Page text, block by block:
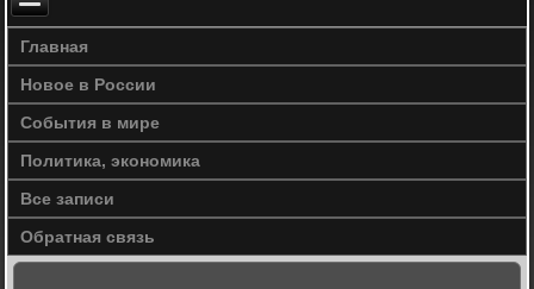
Главная
Новое в России
События в мире
Политика, экономика
Все записи
Обратная связь